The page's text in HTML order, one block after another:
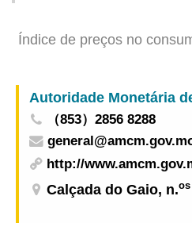
novo mecanismo para
virulência da bactéria
Índice de preços no
Autoridade Monetária
（853）2856 8288
http://
Calçada do Gaio, n.os